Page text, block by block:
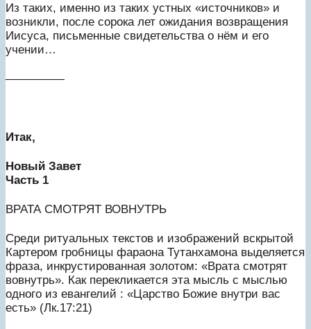
Из таких, именно из таких устных «источников» и
возникли, после сорока лет ожидания возвращения
Иисуса, письменные свидетельства о нём и его
учении…
—————
Итак,
Новый Завет
Часть 1
ВРАТА СМОТРЯТ ВОВНУТРЬ
Среди ритуальных текстов и изображений вскрытой
Картером гробницы фараона Тутанхамона выделяется
фраза, инкрустированная золотом: «Врата смотрят
вовнутрь». Как перекликается эта мысль с мыслью
одного из евангелий : «Царство Божие внутри вас
есть» (Лк.17:21)